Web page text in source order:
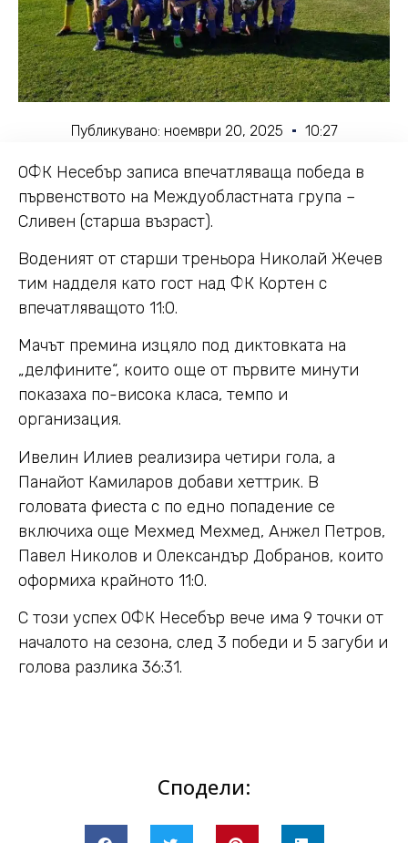
Публикувано: ноември 20, 2025 10:27
ОФК Несебър записа впечатляваща победа в
първенството на Междуобластната група –
Сливен (старша възраст).
Воденият от старши треньора Николай Жечев
тим надделя като гост над ФК Кортен с
впечатляващото 11:0.
Мачът премина изцяло под диктовката на
„делфините“, които още от първите минути
показаха по-висока класа, темпо и
организация.
Ивелин Илиев реализира четири гола, а
Панайот Камиларов добави хеттрик. В
головата фиеста с по едно попадение се
включиха още Мехмед Мехмед, Анжел Петров,
Павел Николов и Олександър Добранов, които
оформиха крайното 11:0.
С този успех ОФК Несебър вече има 9 точки от
началото на сезона, след 3 победи и 5 загуби и
голова разлика 36:31.
Сподели: